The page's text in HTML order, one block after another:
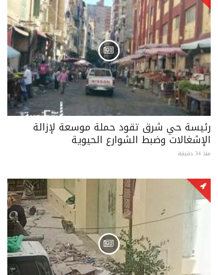
رئيسة حي شرق تقود حملة موسعة لإزالة
الإشغالات وضبط الشوارع الحيوية
منذ 34 دقيقة